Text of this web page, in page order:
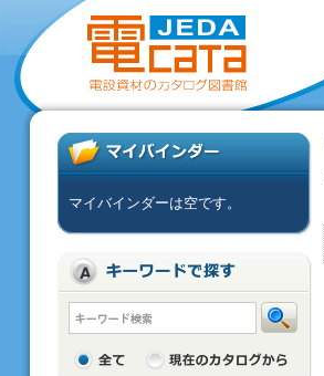
マイバインダーは空です。